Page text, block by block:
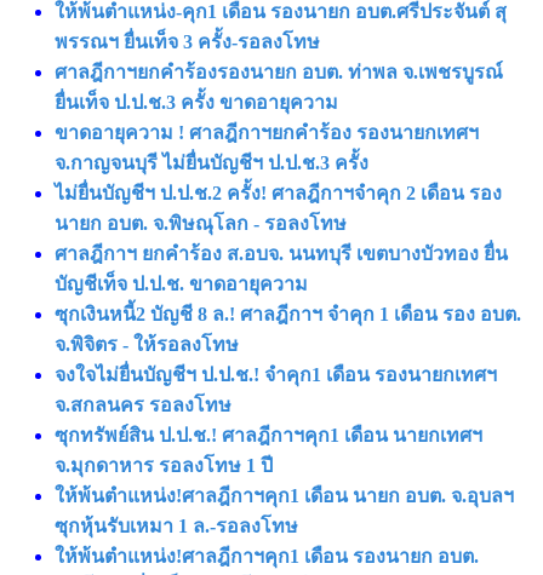
ให้พ้นตำแหน่ง-คุก1 เดือน รองนายก อบต.ศรีประจันต์ สุ
พรรณฯ ยื่นเท็จ 3 ครั้ง-รอลงโทษ
ศาลฎีกาฯยกคำร้องรองนายก อบต. ท่าพล จ.เพชรบูรณ์
ยื่นเท็จ ป.ป.ช.3 ครั้ง ขาดอายุความ
ขาดอายุความ ! ศาลฎีกาฯยกคำร้อง รองนายกเทศฯ
จ.กาญจนบุรี ไม่ยื่นบัญชีฯ ป.ป.ช.3 ครั้ง
ไม่ยื่นบัญชีฯ ป.ป.ช.2 ครั้ง! ศาลฎีกาฯจำคุก 2 เดือน รอง
นายก อบต. จ.พิษณุโลก - รอลงโทษ
ศาลฎีกาฯ ยกคำร้อง ส.อบจ. นนทบุรี เขตบางบัวทอง ยื่น
บัญชีเท็จ ป.ป.ช. ขาดอายุความ
ซุกเงินหนี้2 บัญชี 8 ล.! ศาลฎีกาฯ จำคุก 1 เดือน รอง อบต.
จ.พิจิตร - ให้รอลงโทษ
จงใจไม่ยื่นบัญชีฯ ป.ป.ช.! จำคุก1 เดือน รองนายกเทศฯ
จ.สกลนคร รอลงโทษ
ซุกทรัพย์สิน ป.ป.ช.! ศาลฎีกาฯคุก1 เดือน นายกเทศฯ
จ.มุกดาหาร รอลงโทษ 1 ปี
ให้พ้นตำแหน่ง!ศาลฎีกาฯคุก1 เดือน นายก อบต. จ.อุบลฯ
ซุกหุ้นรับเหมา 1 ล.-รอลงโทษ
ให้พ้นตำแหน่ง!ศาลฎีกาฯคุก1 เดือน รองนายก อบต.